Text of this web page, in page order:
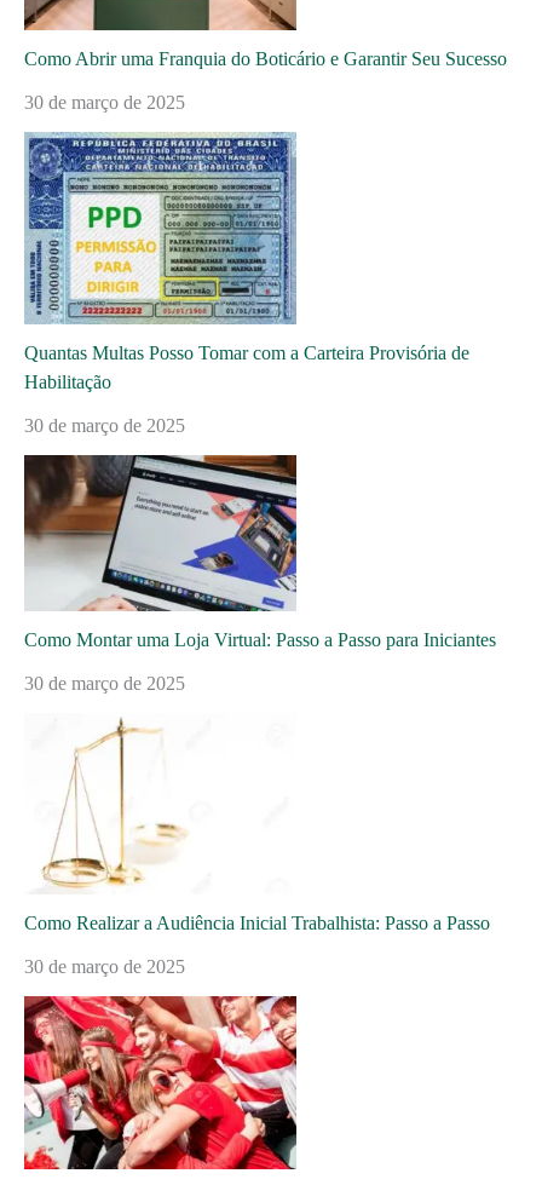
Como Abrir uma Franquia do Boticário e Garantir Seu Sucesso
30 de março de 2025
Quantas Multas Posso Tomar com a Carteira Provisória de
Habilitação
30 de março de 2025
Como Montar uma Loja Virtual: Passo a Passo para Iniciantes
30 de março de 2025
Como Realizar a Audiência Inicial Trabalhista: Passo a Passo
30 de março de 2025